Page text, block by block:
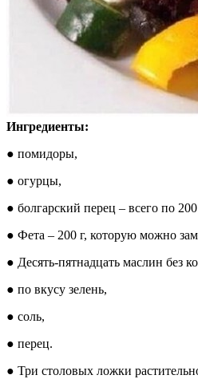
Ингредиенты:
● помидоры,
● огурцы,
● болгарский перец – всего по 200
● Фета – 200 г, которую можно
● Десять-пятнадцать маслин без
● по вкусу зелень,
● соль,
● перец.
● Три столовых ложки